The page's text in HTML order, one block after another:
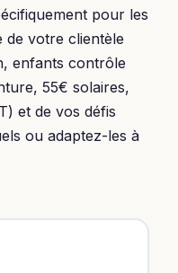
pour les
de votre clientèle
enfants contrôle
55€ solaires,
et de vos défis
ou adaptez-les à